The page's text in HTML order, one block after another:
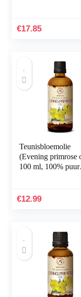
€17.85
Teunisbloemolie
(Evening primrose
100 ml, 100% puur
mineralen…
€12.99